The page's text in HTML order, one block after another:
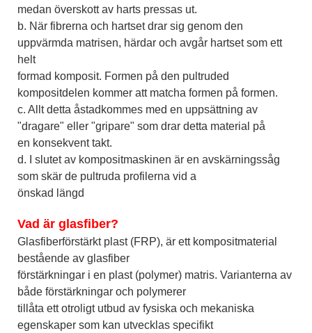
medan överskott av harts pressas ut.
b. När fibrerna och hartset drar sig genom den
uppvärmda matrisen, härdar och avgår hartset som ett
helt
formad komposit. Formen på den pultruded
kompositdelen kommer att matcha formen på formen.
c. Allt detta åstadkommes med en uppsättning av
"dragare" eller "gripare" som drar detta material på
en konsekvent takt.
d. I slutet av kompositmaskinen är en avskärningssåg
som skär de pultruda profilerna vid a
önskad längd
Vad är glasfiber?
Glasfiberförstärkt plast (FRP), är ett kompositmaterial
bestående av glasfiber
förstärkningar i en plast (polymer) matris. Varianterna av
både förstärkningar och polymerer
tillåta ett otroligt utbud av fysiska och mekaniska
egenskaper som kan utvecklas specifikt